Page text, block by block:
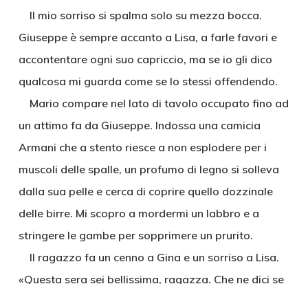
Il mio sorriso si spalma solo su mezza bocca.
Giuseppe è sempre accanto a Lisa, a farle favori e
accontentare ogni suo capriccio, ma se io gli dico
qualcosa mi guarda come se lo stessi offendendo.
Mario compare nel lato di tavolo occupato fino ad
un attimo fa da Giuseppe. Indossa una camicia
Armani che a stento riesce a non esplodere per i
muscoli delle spalle, un profumo di legno si solleva
dalla sua pelle e cerca di coprire quello dozzinale
delle birre. Mi scopro a mordermi un labbro e a
stringere le gambe per sopprimere un prurito.
Il ragazzo fa un cenno a Gina e un sorriso a Lisa.
«Questa sera sei bellissima, ragazza. Che ne dici se